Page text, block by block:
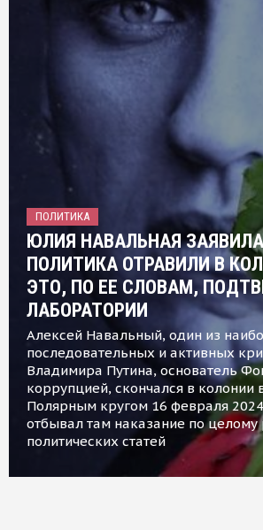
ПОЛИТИКА
ЮЛИЯ НАВАЛЬНАЯ
ПОЛИТИКА ОТРАВИЛИ В
ЭТО, ПО ЕЕ СЛОВАМ,
ЛАБОРАТОРИИ
Алексей Навальный, один из
последовательных и активных
Владимира Путина, основатель
коррупцией, скончался в колонии
Полярным кругом 16 февраля
отбывал там наказание по целому
политических статей